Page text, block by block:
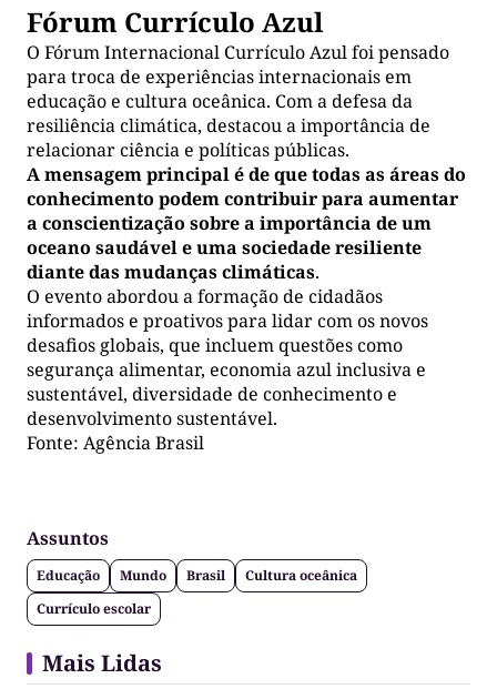
Fórum Currículo Azul
O Fórum Internacional Currículo Azul foi pensado
para troca de experiências internacionais em
educação e cultura oceânica. Com a defesa da
resiliência climática, destacou a importância de
relacionar ciência e políticas públicas.
A mensagem principal é de que todas as áreas do
conhecimento podem contribuir para aumentar
a conscientização sobre a importância de um
oceano saudável e uma sociedade resiliente
diante das mudanças climáticas.
O evento abordou a formação de cidadãos
informados e proativos para lidar com os novos
desafios globais, que incluem questões como
segurança alimentar, economia azul inclusiva e
sustentável, diversidade de conhecimento e
desenvolvimento sustentável.
Fonte: Agência Brasil
Assuntos
Educação Mundo Brasil
Cultura oceânica
Currículo escolar
Mais Lidas